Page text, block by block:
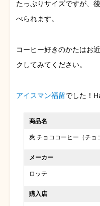
たっぷりサイズですが、
べられます。
コーヒー好きのかたはお
クしてみてください。
アイスマン福留でした！
商品名
爽 チョココーヒー（チョ
メーカー
ロッテ
購入店